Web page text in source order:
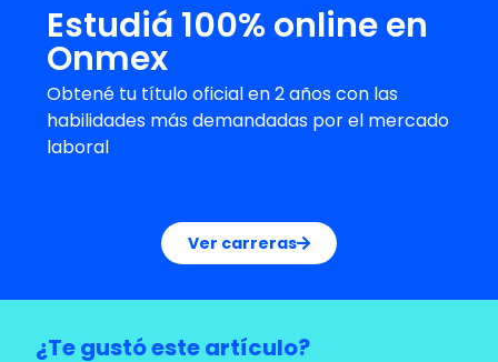
Estudiá 100% online en
Onmex
Obtené tu título oficial en 2 años con las
habilidades más demandadas por el mercado
laboral
Ver carreras
¿Te gustó este artículo?